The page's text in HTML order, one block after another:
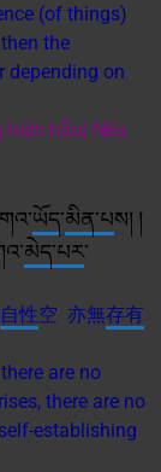
(of things)
the
depending on
hữu| Nếu
ཡོད་མིན་པས། །
མེད་པར་
自性空 亦無存有
are no
there are no
establishing